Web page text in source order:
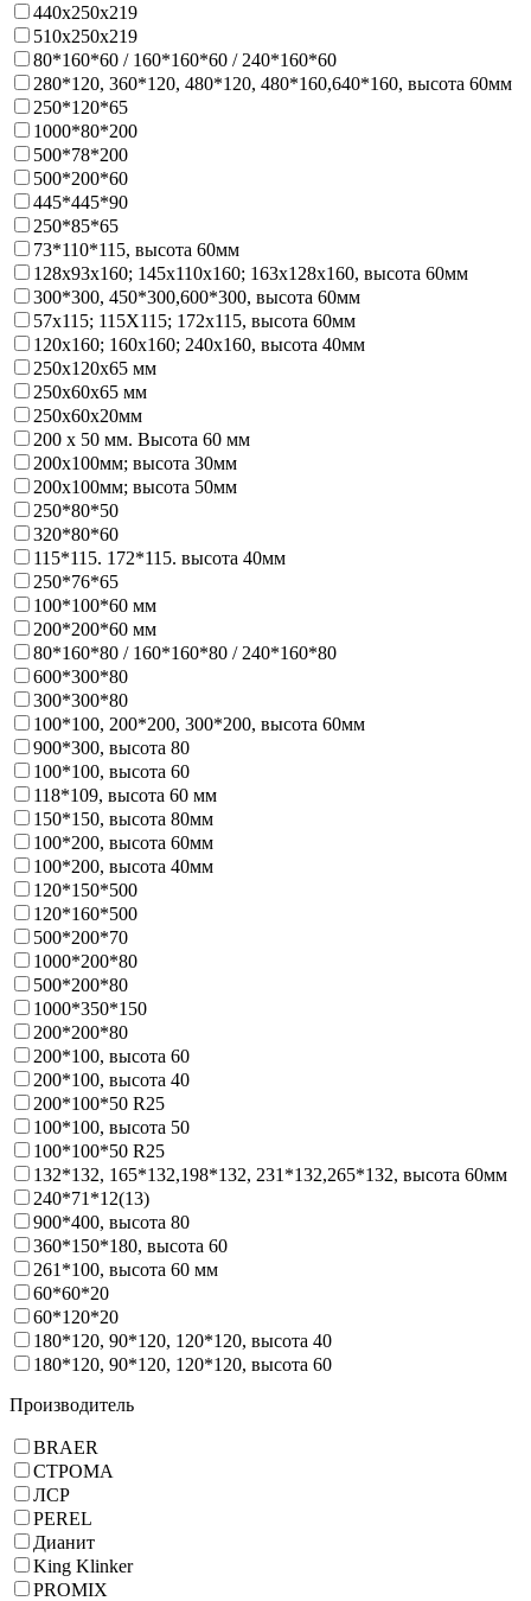
440х250х219
510х250х219
80*160*60 / 160*160*60 / 240*160*60
280*120, 360*120, 480*120, 480*160,640*160, высота 60мм
250*120*65
1000*80*200
500*78*200
500*200*60
445*445*90
250*85*65
73*110*115, высота 60мм
128х93x160; 145х110x160; 163х128x160, высота 60мм
300*300, 450*300,600*300, высота 60мм
57х115; 115Х115; 172х115, высота 60мм
120х160; 160х160; 240х160, высота 40мм
250х120х65 мм
250х60х65 мм
250х60х20мм
200 х 50 мм. Высота 60 мм
200х100мм; высота 30мм
200х100мм; высота 50мм
250*80*50
320*80*60
115*115. 172*115. высота 40мм
250*76*65
100*100*60 мм
200*200*60 мм
80*160*80 / 160*160*80 / 240*160*80
600*300*80
300*300*80
100*100, 200*200, 300*200, высота 60мм
900*300, высота 80
100*100, высота 60
118*109, высота 60 мм
150*150, высота 80мм
100*200, высота 60мм
100*200, высота 40мм
120*150*500
120*160*500
500*200*70
1000*200*80
500*200*80
1000*350*150
200*200*80
200*100, высота 60
200*100, высота 40
200*100*50 R25
100*100, высота 50
100*100*50 R25
132*132, 165*132,198*132, 231*132,265*132, высота 60мм
240*71*12(13)
900*400, высота 80
360*150*180, высота 60
261*100, высота 60 мм
60*60*20
60*120*20
180*120, 90*120, 120*120, высота 40
180*120, 90*120, 120*120, высота 60
Производитель
BRAER
СТРОМА
ЛСР
PEREL
Дианит
King Klinker
PROMIX